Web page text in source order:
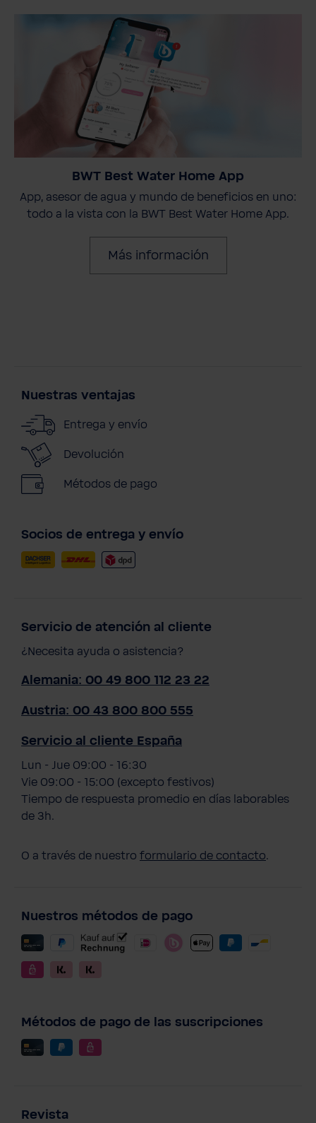
BWT Best Water Home App
App, asesor de agua y mundo de beneficios en uno:
todo a la vista con la BWT Best Water Home App.
Más información
Nuestras ventajas
Entrega y envío
Devolución
Métodos de pago
Socios de entrega y envío
Servicio de atención al cliente
¿Necesita ayuda o asistencia?
Alemania: 00 49 800 112 23 22
Austria: 00 43 800 800 555
Servicio al cliente España
Lun - Jue 09:00 - 16:30
Vie 09:00 - 15:00 (excepto festivos)
Tiempo de respuesta promedio en días laborables
de 3h.
O a través de nuestro formulario de contacto.
Nuestros métodos de pago
Métodos de pago de las suscripciones
Revista